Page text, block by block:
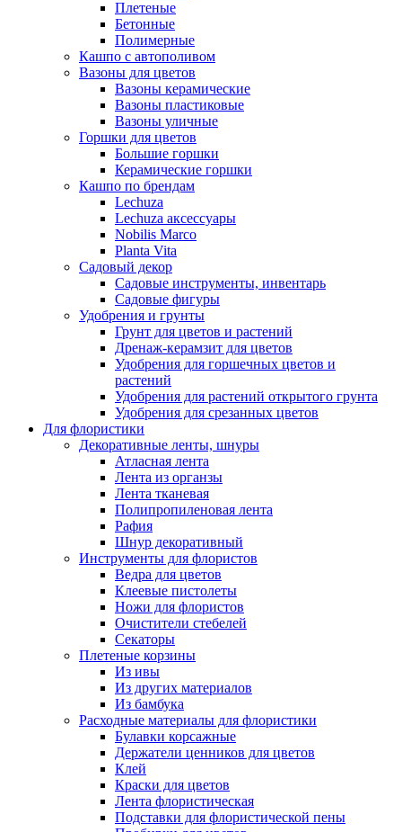
Плетеные
Бетонные
Полимерные
Кашпо с автополивом
Вазоны для цветов
Вазоны керамические
Вазоны пластиковые
Вазоны уличные
Горшки для цветов
Большие горшки
Керамические горшки
Кашпо по брендам
Lechuza
Lechuza аксессуары
Nobilis Marco
Planta Vita
Садовый декор
Садовые инструменты, инвентарь
Садовые фигуры
Удобрения и грунты
Грунт для цветов и растений
Дренаж-керамзит для цветов
Удобрения для горшечных цветов и
растений
Удобрения для растений открытого грунта
Удобрения для срезанных цветов
Для флористики
Декоративные ленты, шнуры
Атласная лента
Лента из органзы
Лента тканевая
Полипропиленовая лента
Рафия
Шнур декоративный
Инструменты для флористов
Ведра для цветов
Клеевые пистолеты
Ножи для флористов
Очистители стебелей
Секаторы
Плетеные корзины
Из ивы
Из других материалов
Из бамбука
Расходные материалы для флористики
Булавки корсажные
Держатели ценников для цветов
Клей
Краски для цветов
Лента флористическая
Подставки для флористической пены